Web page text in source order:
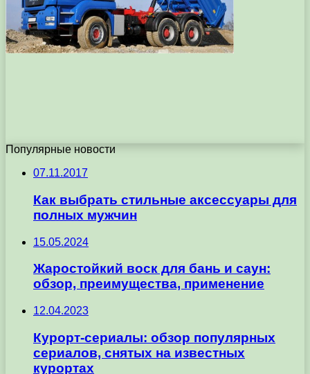
Популярные новости
07.11.2017
Как выбрать стильные аксессуары для
полных мужчин
15.05.2024
Жаростойкий воск для бань и саун:
обзор, преимущества, применение
12.04.2023
Курорт-сериалы: обзор популярных
сериалов, снятых на известных
курортах